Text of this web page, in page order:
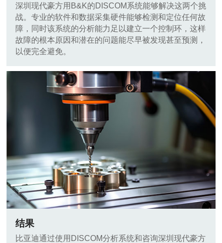
深圳现代豪方用B&K的DISCOM系统能够解决这两个挑
战。专业的软件和数据采集硬件能够检测和定位任何故
障，同时该系统的分析能力足以建立一个控制环，这样
故障的根本原因和潜在的问题能尽早被发现甚至预测，
以便完全避免。
结果
比亚迪通过使用DISCOM分析系统和咨询深圳现代豪方